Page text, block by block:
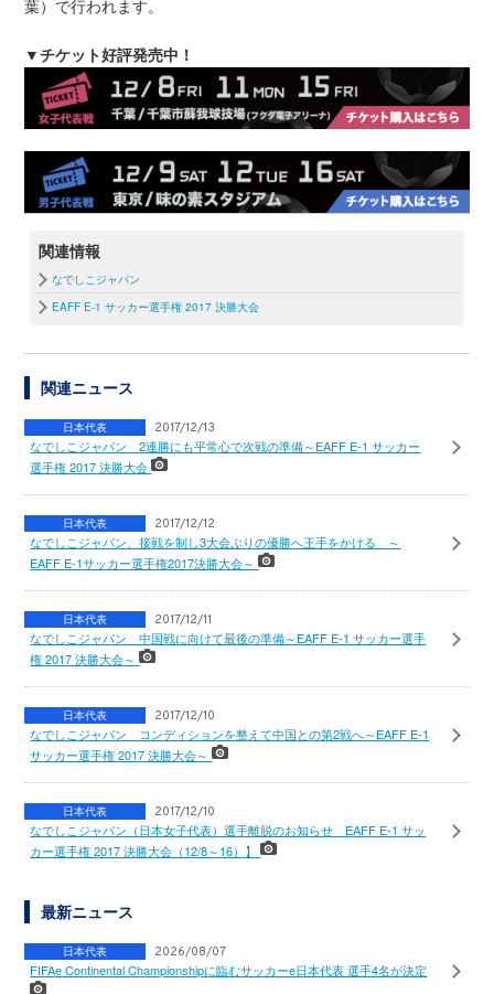
葉）で行われます。
▼チケット好評発売中！
関連情報
なでしこジャパン
EAFF E-1 サッカー選手権 2017 決勝大会
関連ニュース
日本代表 2017/12/13
なでしこジャパン 2連勝にも平常心で次戦の準備～EAFF E-1 サッカー
選手権 2017 決勝大会
日本代表 2017/12/12
なでしこジャパン、接戦を制し3大会ぶりの優勝へ王手をかける ～
EAFF E-1サッカー選手権2017決勝大会～
日本代表 2017/12/11
なでしこジャパン 中国戦に向けて最後の準備～EAFF E-1 サッカー選手
権 2017 決勝大会～
日本代表 2017/12/10
なでしこジャパン コンディションを整えて中国との第2戦へ～EAFF E-1
サッカー選手権 2017 決勝大会～
日本代表 2017/12/10
なでしこジャパン（日本女子代表）選手離脱のお知らせ EAFF E-1 サッ
カー選手権 2017 決勝大会（12/8～16）】
最新ニュース
日本代表 2026/08/07
FIFAe Continental Championshipに臨むサッカーe日本代表 選手4名が決定